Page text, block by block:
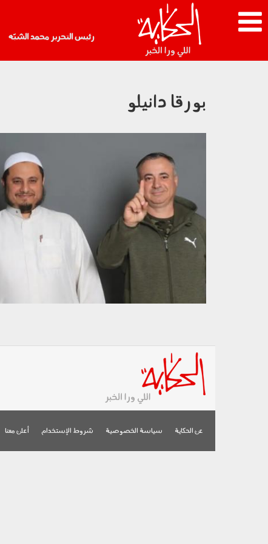
رئيس التحرير محمد الشبّه
بورقا دانيلو
مدرب أجنبي يشهر إسلامه في
السعودية
عن الحكاية سياسة الخصوصية شروط الإستخدام أعلن معنا